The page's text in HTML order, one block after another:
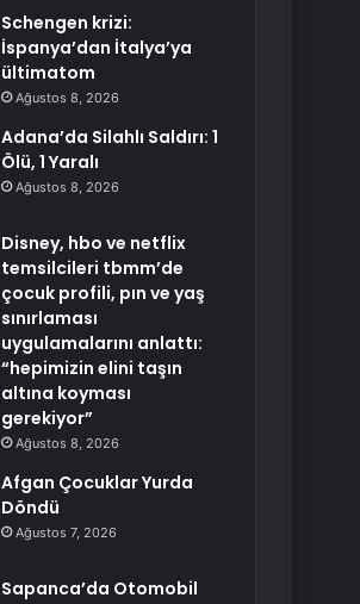
Schengen krizi:
İspanya’dan İtalya’ya
ültimatom
Ağustos 8, 2026
Adana’da Silahlı Saldırı: 1
Ölü, 1 Yaralı
Ağustos 8, 2026
Disney, hbo ve netflix
temsilcileri tbmm’de
çocuk profili, pın ve yaş
sınırlaması
uygulamalarını anlattı:
“hepimizin elini taşın
altına koyması
gerekiyor”
Ağustos 8, 2026
Afgan Çocuklar Yurda
Döndü
Ağustos 7, 2026
Sapanca’da Otomobil